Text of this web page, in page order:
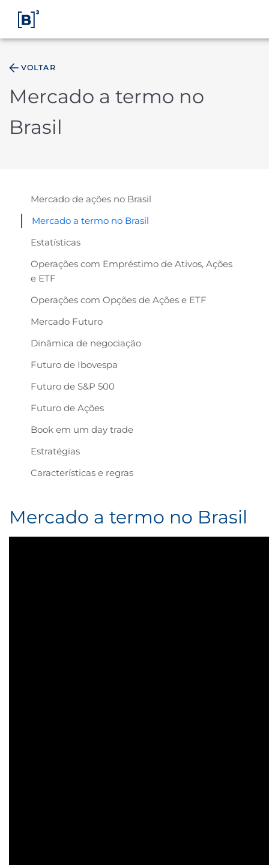
Regulação
VOLTAR
Mercado a termo no
Brasil
Mercado de ações no Brasil
Mercado a termo no Brasil
Estatísticas
Operações com Empréstimo de Ativos, Ações
e ETF
Operações com Opções de Ações e ETF
Mercado Futuro
Dinâmica de negociação
Futuro de Ibovespa
Futuro de S&P 500
Futuro de Ações
Book em um day trade
Estratégias
Características e regras
Mercado a termo no Brasil